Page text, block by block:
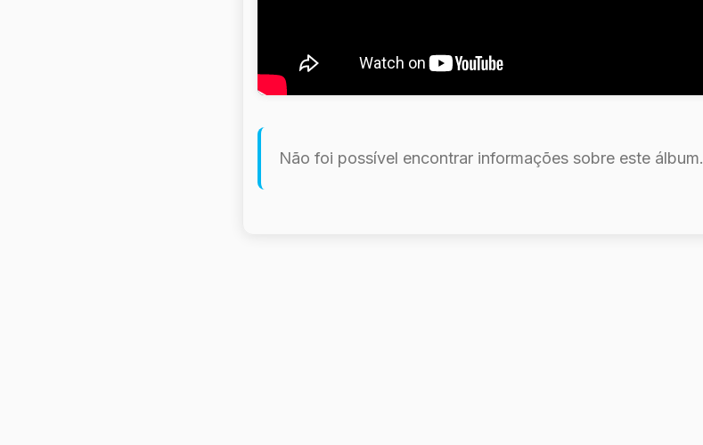
Não foi possível encontrar informações sobre este álbum.